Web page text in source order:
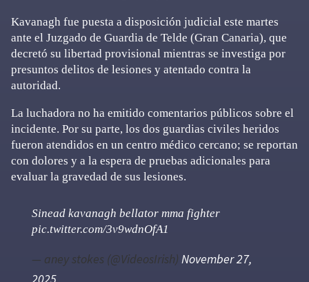
Kavanagh fue puesta a disposición judicial este martes
ante el Juzgado de Guardia de Telde (Gran Canaria), que
decretó su libertad provisional mientras se investiga por
presuntos delitos de lesiones y atentado contra la
autoridad.
La luchadora no ha emitido comentarios públicos sobre el
incidente. Por su parte, los dos guardias civiles heridos
fueron atendidos en un centro médico cercano; se reportan
con dolores y a la espera de pruebas adicionales para
evaluar la gravedad de sus lesiones.
Sinead kavanagh bellator mma fighter
pic.twitter.com/3v9wdnOfA1
— aney stokes (@VideosIrish) November 27,